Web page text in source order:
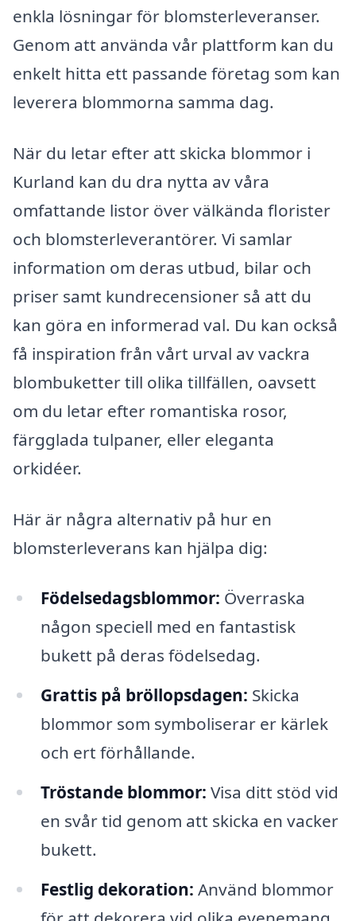
enkla lösningar för blomsterleveranser.
Genom att använda vår plattform kan du
enkelt hitta ett passande företag som kan
leverera blommorna samma dag.
När du letar efter att skicka blommor i
Kurland kan du dra nytta av våra
omfattande listor över välkända florister
och blomsterleverantörer. Vi samlar
information om deras utbud, bilar och
priser samt kundrecensioner så att du
kan göra en informerad val. Du kan också
få inspiration från vårt urval av vackra
blombuketter till olika tillfällen, oavsett
om du letar efter romantiska rosor,
färgglada tulpaner, eller eleganta
orkidéer.
Här är några alternativ på hur en
blomsterleverans kan hjälpa dig:
Födelsedagsblommor: Överraska
någon speciell med en fantastisk
bukett på deras födelsedag.
Grattis på bröllopsdagen: Skicka
blommor som symboliserar er kärlek
och ert förhållande.
Tröstande blommor: Visa ditt stöd vid
en svår tid genom att skicka en vacker
bukett.
Festlig dekoration: Använd blommor